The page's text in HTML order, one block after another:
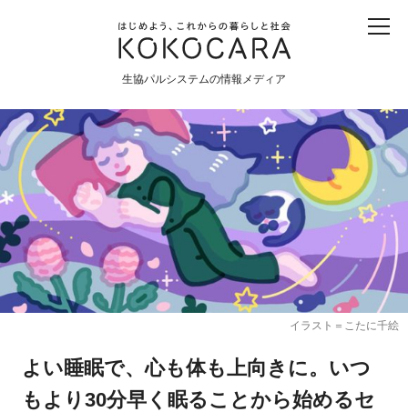
生協パルシステムの情報メディア
産直 食育 食べる 震災
食と農
暮らしと社会
環境と平和
生協の宅配パルシステム
イラスト＝こたに千絵
よい睡眠で、心も体も上向きに。いつ
もより30分早く眠ることから始めるセ